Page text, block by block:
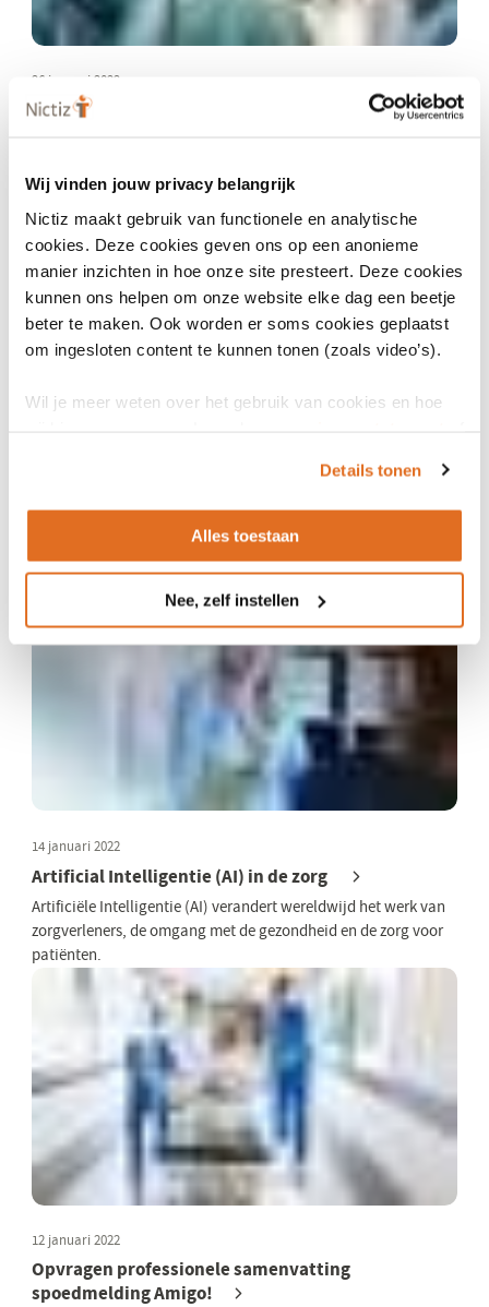
Wij vinden jouw privacy belangrijk
Nictiz maakt gebruik van functionele en analytische
cookies. Deze cookies geven ons op een anonieme
manier inzichten in hoe onze site presteert. Deze cookies
kunnen ons helpen om onze website elke dag een beetje
beter te maken. Ook worden er soms cookies geplaatst
om ingesloten content te kunnen tonen (zoals video’s).
Wil je meer weten over het gebruik van cookies en hoe
Details tonen
Alles toestaan
Nee, zelf instellen
26 januari 2022
Informatiestandaard BgZ-uitwisseling
Feedbackbericht van SEH naar Ambulance
Hoe kan de ambulancevoorziening de gestelde diagnose van
SEH ontvangen? Amigo! heeft stappen voor de implementatie
van het feedbackbericht.
14 januari 2022
Artificial Intelligentie (AI) in de zorg
Artificiële Intelligentie (AI) verandert wereldwijd het werk van
zorgverleners, de omgang met de gezondheid en de zorg voor
patiënten.
12 januari 2022
Opvragen professionele samenvatting
spoedmelding Amigo!